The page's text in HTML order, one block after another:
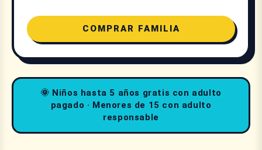
COMPRAR FAMILIA
🌞 Niños hasta 5 años gratis con adulto
pagado · Menores de 15 con adulto
responsable